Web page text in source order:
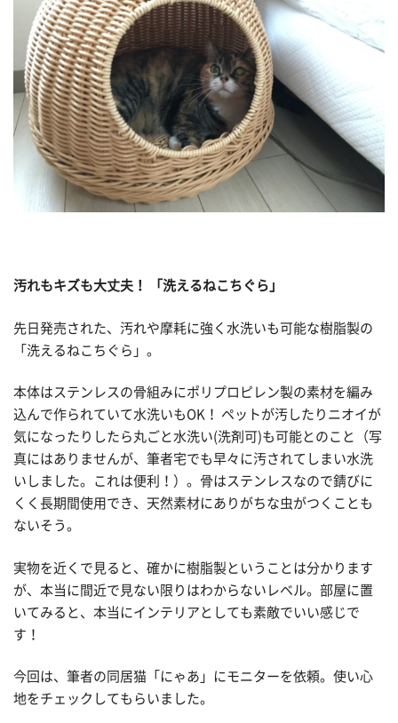
汚れもキズも大丈夫！ 「洗えるねこちぐら」
先日発売された、汚れや摩耗に強く水洗いも可能な樹脂製の
「洗えるねこちぐら」。
本体はステンレスの骨組みにポリプロピレン製の素材を編み
込んで作られていて水洗いもOK！ ペットが汚したりニオイが
気になったりしたら丸ごと水洗い(洗剤可)も可能とのこと（写
真にはありませんが、筆者宅でも早々に汚されてしまい水洗
いしました。これは便利！）。骨はステンレスなので錆びに
くく長期間使用でき、天然素材にありがちな虫がつくことも
ないそう。
実物を近くで見ると、確かに樹脂製ということは分かります
が、本当に間近で見ない限りはわからないレベル。部屋に置
いてみると、本当にインテリアとしても素敵でいい感じで
す！
今回は、筆者の同居猫「にゃあ」にモニターを依頼。使い心
地をチェックしてもらいました。